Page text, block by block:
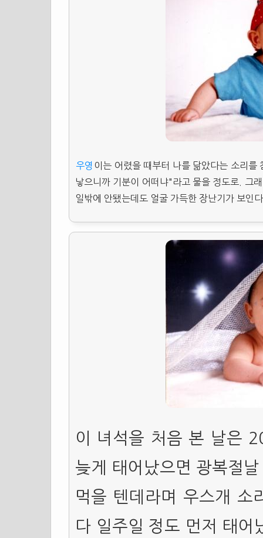
우영 이는 어렸을 때부터 나를 닮았다는 소리
낳으니까 기분이 어떠냐"라고 물을 정도로. 그
일밖에 안됐는데도 얼굴 가득한 장난기가 보인
이 녀석을 처음 본 날은
늦게 태어났으면 광복절
먹을 텐데라며 우스개 소
다 일주일 정도 먼저 태어